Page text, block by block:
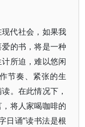
代社会，如果我
的书，将是一种
所迫，难以悠闲
节奏、紧张的生
。在此情况下，
将人家喝咖啡的
日诵”读书法是根